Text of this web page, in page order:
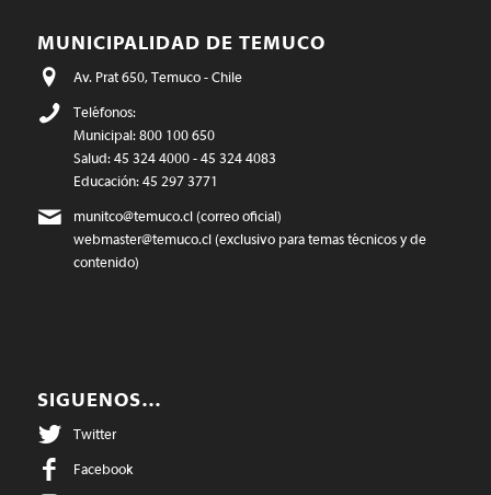
MUNICIPALIDAD DE TEMUCO
Av. Prat 650, Temuco - Chile
Teléfonos:
Municipal: 800 100 650
Salud: 45 324 4000 - 45 324 4083
Educación: 45 297 3771
munitco@temuco.cl(correo oficial)
webmaster@temuco.cl(exclusivo para temas técnicos y de
contenido)
SIGUENOS…
Twitter
Facebook